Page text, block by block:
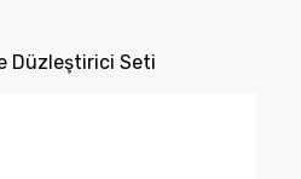
Düzleştirici Seti